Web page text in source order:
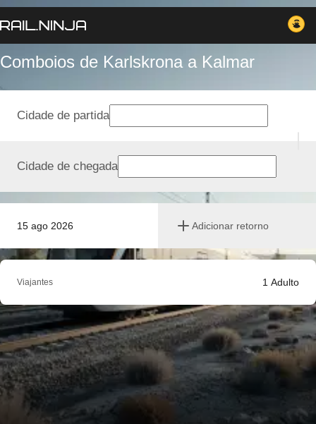
Comboios de Karlskrona a Kalmar
15 ago 2026 Adicionar retorno
Cidade de partida
Cidade de chegada
Viajantes 1 Adulto